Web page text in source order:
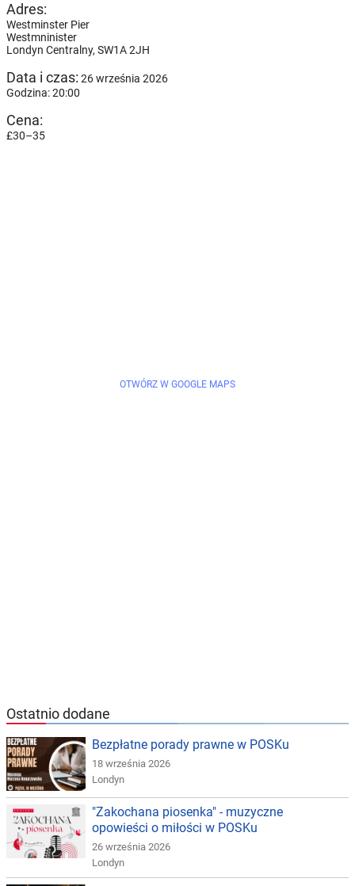
Adres:
Westminster Pier
Westmninister
Londyn Centralny, SW1A 2JH
Data i czas: 26 września 2026
Godzina: 20:00
Cena:
£30–35
OTWÓRZ W GOOGLE MAPS
Ostatnio dodane
Bezpłatne porady prawne w POSKu
18 września 2026
Londyn
"Zakochana piosenka" - muzyczne
opowieści o miłości w POSKu
26 września 2026
Londyn